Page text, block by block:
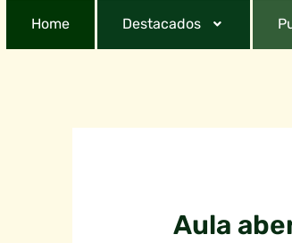
Home Destacados
Aula